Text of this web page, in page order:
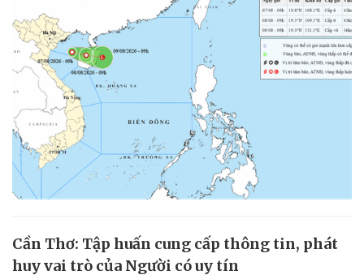
Cần Thơ: Tập huấn cung cấp thông tin, phát
huy vai trò của Người có uy tín